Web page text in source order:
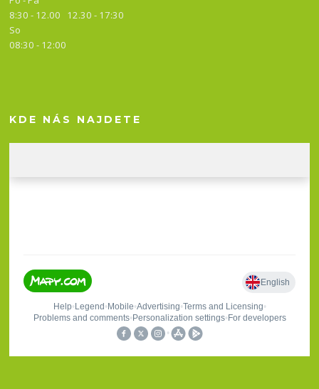
8:30 - 12.00 12.30 - 17:30
So
08:30 - 12:00
KDE NÁS NAJDETE